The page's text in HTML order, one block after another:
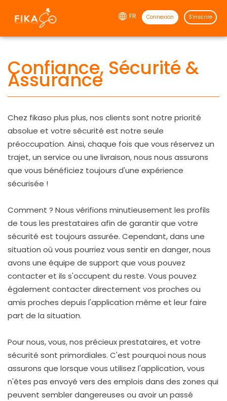
FR Connexion S'inscrire
Sélectionner une option ×
Taxi
Restaurants
Supermarchés
Confiance, Sécurité &
Assurance
Chez fikaso plus plus, nos clients sont notre priorité
absolue et votre sécurité est notre seule
préoccupation. Ainsi, chaque fois que vous réservez un
trajet, un service ou une livraison, nous nous assurons
que vous bénéficiez toujours d'une expérience
sécurisée !
Comment ? Nous vérifions minutieusement les profils
de tous les prestataires afin de garantir que votre
sécurité est toujours assurée. Cependant, dans une
situation où vous pourriez vous sentir en danger, nous
avons une équipe de support que vous pouvez
contacter et ils s'occupent du reste. Vous pouvez
également contacter directement vos proches ou
amis proches depuis l'application même et leur faire
part de la situation.
Pour nous, vous, nos précieux prestataires, et votre
sécurité sont primordiales. C'est pourquoi nous nous
assurons que lorsque vous utilisez l'application, vous
n'êtes pas envoyé vers des emplois dans des zones qui
peuvent sembler dangereuses ou avoir un passé